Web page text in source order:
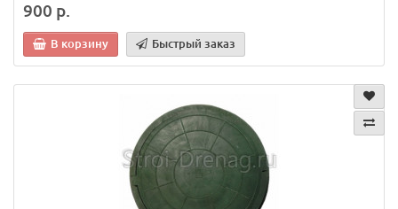
900 р.
В корзину Быстрый заказ